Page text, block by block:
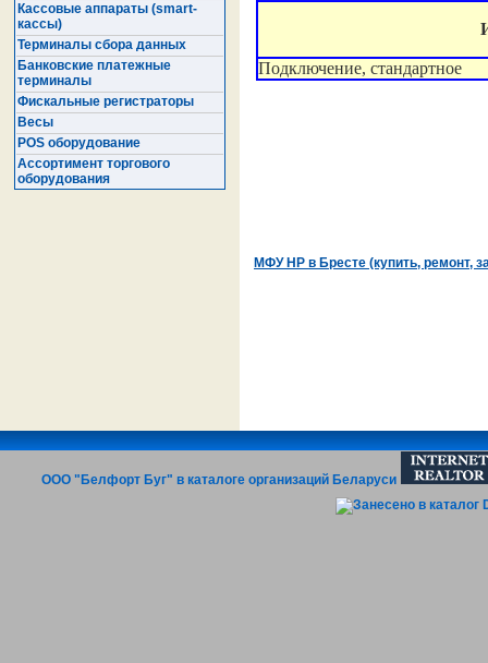
Кассовые аппараты (smart-
кассы)
Терминалы сбора данных
Банковские платежные
терминалы
Фискальные регистраторы
Весы
POS оборудование
Ассортимент торгового
оборудования
Подключение, стандартное
МФУ HP в Бресте (купить, ремонт,
ООО "Белфорт Буг" в каталоге организаций Беларуси